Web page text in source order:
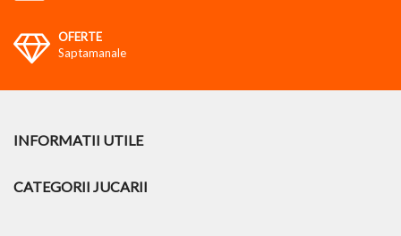
OFERTE
Saptamanale
INFORMATII UTILE
CATEGORII JUCARII